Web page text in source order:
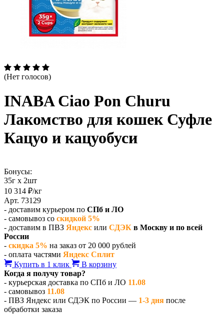
(Нет голосов)
INABA Ciao Pon Churu
Лакомство для кошек Суфле
Кацуо и кацуобуси
Бонусы:
35г х 2шт
10 314 ₽/кг
Арт. 73129
- доставим курьером по СПб и ЛО
- самовывоз со скидкой 5%
- доставим в ПВЗ Яндекс или СДЭК в Москву и по всей
России
- скидка 5% на заказ от 20 000 рублей
- оплата частями Яндекс Сплит
Купить в 1 клик
В корзину
Когда я получу товар?
- курьерская доставка по СПб и ЛО 11.08
- самовывоз 11.08
- ПВЗ Яндекс или СДЭК по России — 1-3 дня после
обработки заказа